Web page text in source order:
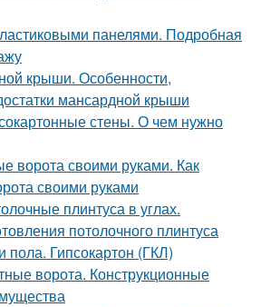
панелями. Подробная
крыши. Особенности,
мансардной крыши
стены. О чем нужно
ворота своими руками. Как
своими руками
плинтуса в углах.
потолочного плинтуса
пола. Гипсокартон (ГКЛ)
ворота. Конструкционные